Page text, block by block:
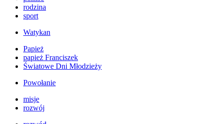
rodzina
sport
Watykan
Papież
papież Franciszek
Światowe Dni Młodzieży
Powołanie
misje
rozwój